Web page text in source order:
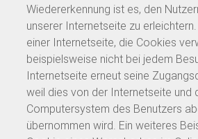
Wiedererkennung ist es, den
unserer Internetseite zu
einer Internetseite, die Cookies
beispielsweise nicht bei jedem
Internetseite erneut seine
weil dies von der Internetseite und
Computersystem des Benutzers
übernommen wird. Ein weiteres